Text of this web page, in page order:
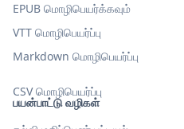
பயன்பாட்டு வழிகள்
EPUB மொழிபெயர்க்கவும்
VTT மொழிபெயர்ப்பு
Markdown மொழிபெயர்ப்பு
CSV மொழிபெயர்ப்பு